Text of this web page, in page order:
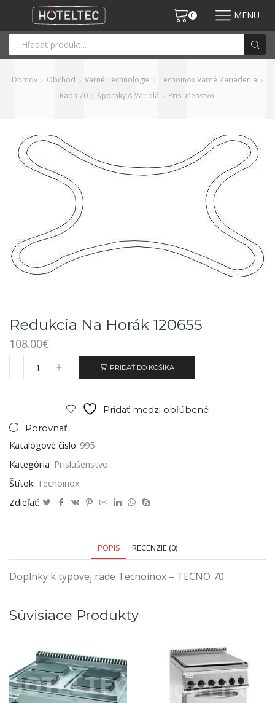
0 MENU
Domov Obchod Varné Technológie
Tecnoinox Varné Zariadenia
Rada 70
Šporáky A Varidlá Príslušenstvo
Redukcia Na Horák 120655
108.00€
PRIDAŤ DO KOŠÍKA
Pridať medzi obľúbené
Porovnať
Katalógové číslo: 995
Kategória Príslušenstvo
Štítok: Tecnoinox
Zdieľať:
POPIS RECENZIE (0)
Doplnky k typovej rade Tecnoinox – TECNO 70
Súvisiace Produkty